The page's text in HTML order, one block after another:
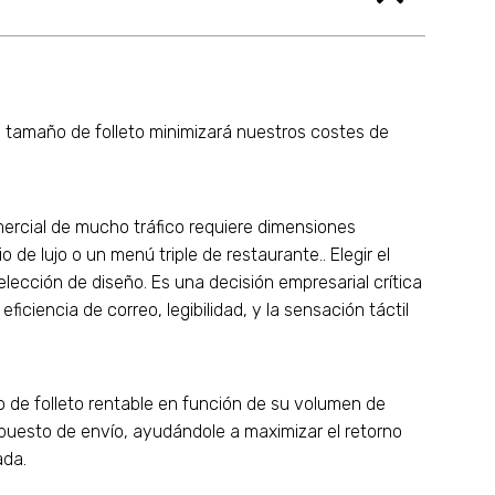
de folleto minimizará nuestros costes de
de mucho tráfico requiere dimensiones
lujo o un menú triple de restaurante.. Elegir el
de diseño. Es una decisión empresarial crítica
de correo, legibilidad, y la sensación táctil
de folleto rentable en función de su volumen de
de envío, ayudándole a maximizar el retorno